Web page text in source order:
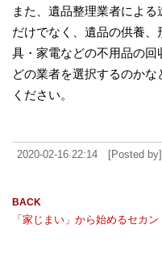
また、遺品整理業者によ
だけでなく、遺品の供養
具・家電などの不用品の回
どの業者を選択するのか
ください。
2020-02-16 22:14 [Posted
「家じまい」から始めるセカ